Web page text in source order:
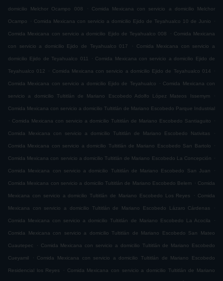
domicilio Melchor Ocampo 008 . Comida Mexicana con servicio a domicilio Melchor
Ocampo . Comida Mexicana con servicio a domicilio Ejido de Teyahualco 10 de Junio .
Comida Mexicana con servicio a domicilio Ejido de Teyahualco 008 . Comida Mexicana
con servicio a domicilio Ejido de Teyahualco 017 . Comida Mexicana con servicio a
domicilio Ejido de Teyahualco 011 . Comida Mexicana con servicio a domicilio Ejido de
Teyahualco 012 . Comida Mexicana con servicio a domicilio Ejido de Teyahualco 014 .
Comida Mexicana con servicio a domicilio Ejido de Teyahualco . Comida Mexicana con
servicio a domicilio Tultitlán de Mariano Escobedo Adolfo López Mateos Issemym .
Comida Mexicana con servicio a domicilio Tultitlán de Mariano Escobedo Parque Industrial
. Comida Mexicana con servicio a domicilio Tultitlán de Mariano Escobedo Santiaguito .
Comida Mexicana con servicio a domicilio Tultitlán de Mariano Escobedo Nativitas .
Comida Mexicana con servicio a domicilio Tultitlán de Mariano Escobedo San Bartolo .
Comida Mexicana con servicio a domicilio Tultitlán de Mariano Escobedo La Concepción .
Comida Mexicana con servicio a domicilio Tultitlán de Mariano Escobedo San Juan .
Comida Mexicana con servicio a domicilio Tultitlán de Mariano Escobedo Belem . Comida
Mexicana con servicio a domicilio Tultitlán de Mariano Escobedo Los Reyes . Comida
Mexicana con servicio a domicilio Tultitlán de Mariano Escobedo Lázaro Cárdenas .
Comida Mexicana con servicio a domicilio Tultitlán de Mariano Escobedo La Acocila .
Comida Mexicana con servicio a domicilio Tultitlán de Mariano Escobedo San Mateo
Cuautepec . Comida Mexicana con servicio a domicilio Tultitlán de Mariano Escobedo
Cueyamil . Comida Mexicana con servicio a domicilio Tultitlán de Mariano Escobedo
Residencial los Reyes . Comida Mexicana con servicio a domicilio Tultitlán de Mariano